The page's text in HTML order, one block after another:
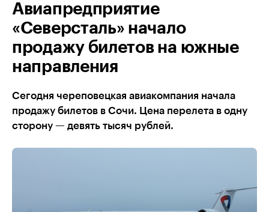
Авиапредприятие
«Северсталь» начало
продажу билетов на южные
направления
Сегодня череповецкая авиакомпания начала
продажу билетов в Сочи. Цена перелета в одну
сторону — девять тысяч рублей.